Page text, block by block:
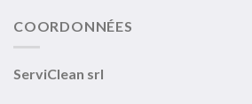
peuvent
être
COORDONNÉES
ServiClean srl